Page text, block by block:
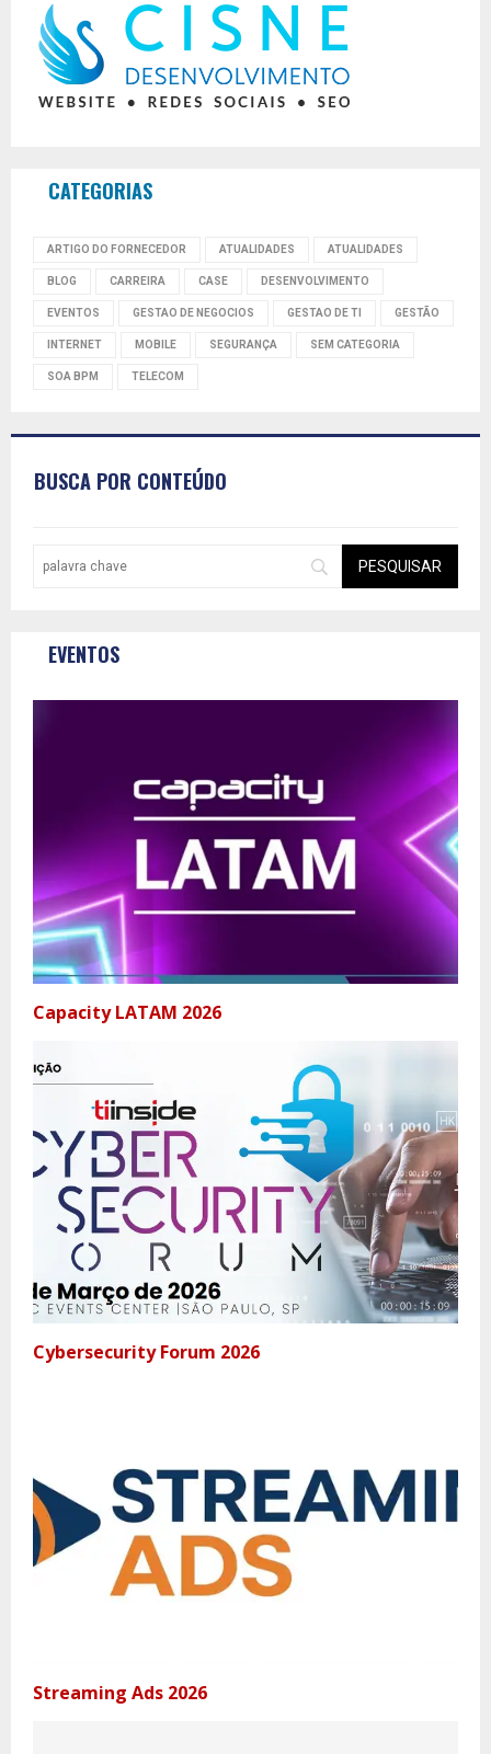
CATEGORIAS
ARTIGO DO FORNECEDOR ATUALIDADES ATUALIDADES
BLOG CARREIRA CASE DESENVOLVIMENTO
EVENTOS GESTAO DE NEGOCIOS GESTAO DE TI GESTÃO
INTERNET MOBILE SEGURANÇA SEM CATEGORIA
SOA BPM TELECOM
BUSCA POR CONTEÚDO
EVENTOS
Capacity LATAM 2026
Cybersecurity Forum 2026
Streaming Ads 2026